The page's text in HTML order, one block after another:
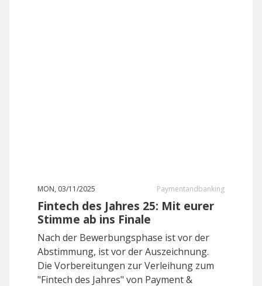
MON, 03/11/2025 Paymentandbanking
Fintech des Jahres 25: Mit eurer
Stimme ab ins Finale
Nach der Bewerbungsphase ist vor der
Abstimmung, ist vor der Auszeichnung.
Die Vorbereitungen zur Verleihung zum
"Fintech des Jahres" von Payment &